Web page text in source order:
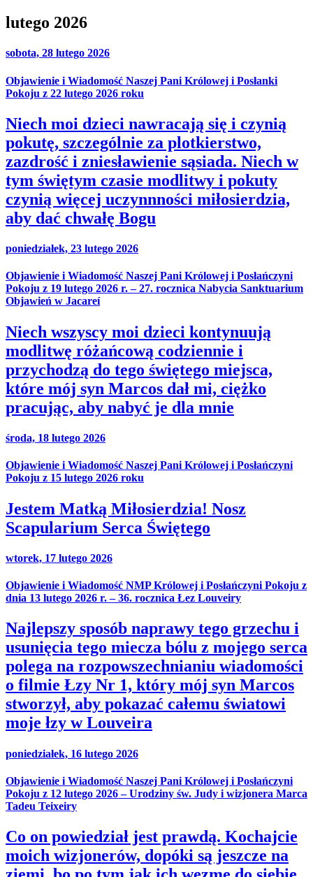
lutego 2026
sobota, 28 lutego 2026
Objawienie i Wiadomość Naszej Pani Królowej i Posłanki
Pokoju z 22 lutego 2026 roku
Niech moi dzieci nawracają się i czynią
pokutę, szczególnie za plotkierstwo,
zazdrość i zniesławienie sąsiada. Niech w
tym świętym czasie modlitwy i pokuty
czynią więcej uczynnności miłosierdzia,
aby dać chwałę Bogu
poniedziałek, 23 lutego 2026
Objawienie i Wiadomość Naszej Pani Królowej i Posłańczyni
Pokoju z 19 lutego 2026 r. – 27. rocznica Nabycia Sanktuarium
Objawień w Jacareí
Niech wszyscy moi dzieci kontynuują
modlitwę różańcową codziennie i
przychodzą do tego świętego miejsca,
które mój syn Marcos dał mi, ciężko
pracując, aby nabyć je dla mnie
środa, 18 lutego 2026
Objawienie i Wiadomość Naszej Pani Królowej i Posłańczyni
Pokoju z 15 lutego 2026 roku
Jestem Matką Miłosierdzia! Nosz
Scapularium Serca Świętego
wtorek, 17 lutego 2026
Objawienie i Wiadomość NMP Królowej i Posłańczyni Pokoju z
dnia 13 lutego 2026 r. – 36. rocznica Łez Louveiry
Najlepszy sposób naprawy tego grzechu i
usunięcia tego miecza bólu z mojego serca
polega na rozpowszechnianiu wiadomości
o filmie Łzy Nr 1, który mój syn Marcos
stworzył, aby pokazać całemu światowi
moje łzy w Louveira
poniedziałek, 16 lutego 2026
Objawienie i Wiadomość Naszej Pani Królowej i Posłańczyni
Pokoju z 12 lutego 2026 – Urodziny św. Judy i wizjonera Marca
Tadeu Teixeiry
Co on powiedział jest prawdą. Kochajcie
moich wizjonerów, dopóki są jeszcze na